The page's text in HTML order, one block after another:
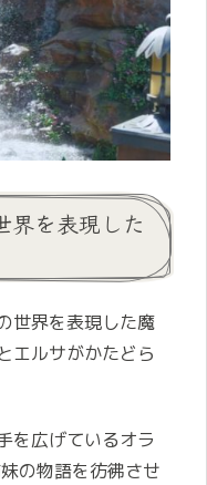
界を表現した
世界を表現した魔
エルサがかたどら
を広げているオラ
の物語を彷彿させ